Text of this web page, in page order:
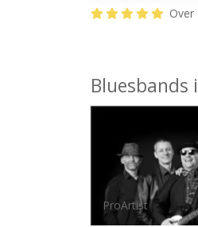
Over
ProArtist